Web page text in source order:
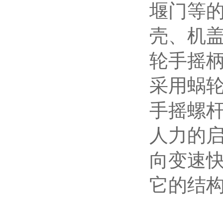
堰门等
壳、机
轮手摇
采用蜗
手摇螺
人力的
向变速
它的结